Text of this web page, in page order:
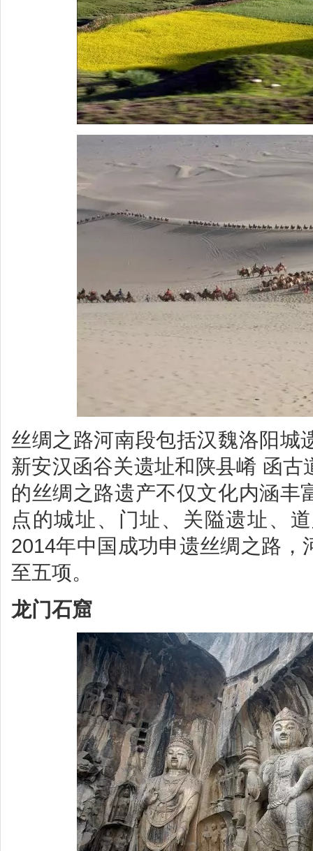
丝绸之路河南段包括汉魏洛阳城
新安汉函谷关遗址和陕县崤 函
的丝绸之路遗产不仅文化内涵丰
点的城址、门址、关隘遗址、
2014年中国成功申遗丝绸之路
至五项。
龙门石窟